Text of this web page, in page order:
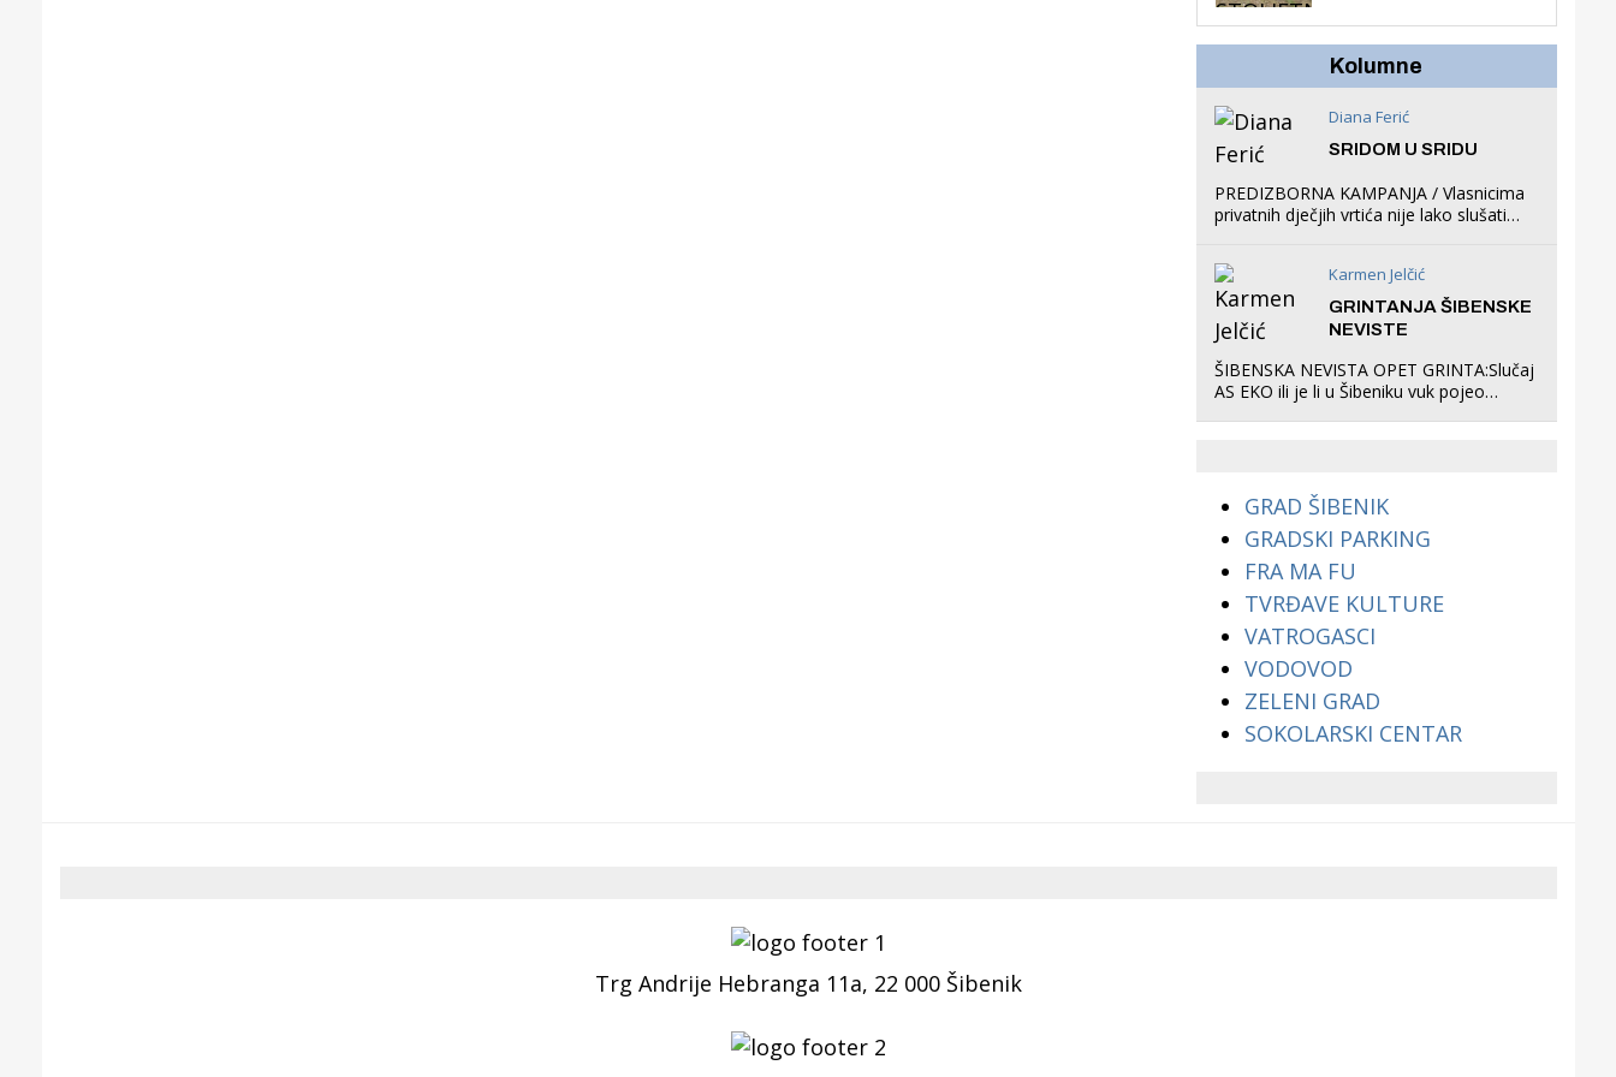
Kolumne
Diana Ferić
SRIDOM U SRIDU
PREDIZBORNA KAMPANJA / Vlasnicima
privatnih dječjih vrtića nije lako slušati
što oni rade u Šibeniku ne postoji
Karmen Jelčić
GRINTANJA ŠIBENSKE
NEVISTE
ŠIBENSKA NEVISTA OPET GRINTA:Slučaj
AS EKO ili je li u Šibeniku vuk pojeo
GRAD ŠIBENIK
GRADSKI PARKING
FRA MA FU
TVRĐAVE KULTURE
VATROGASCI
VODOVOD
ZELENI GRAD
SOKOLARSKI CENTAR
Trg Andrije Hebranga 11a, 22 000 Šibenik